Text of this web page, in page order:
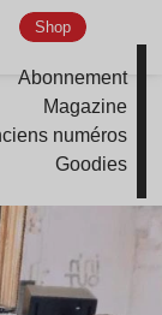
Shop
Abonnement
Magazine
numéros
Goodies